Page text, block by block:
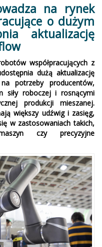
na rynek
o dużym
aktualizację
współpracujących z
dużą aktualizację
potrzeby producentów,
siły roboczej i rosnącymi
produkcji mieszanej.
większy udźwig i zasięg,
w zastosowaniach takich,
czy precyzyjne